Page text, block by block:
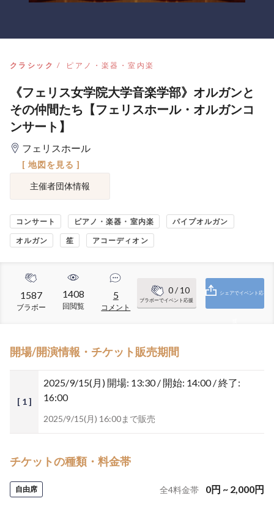
クラシック ピアノ・楽器・室内楽
《フェリス女学院大学音楽学部》オルガンと
その仲間たち【フェリスホール・オルガンコ
ンサート】
フェリスホール
[ 地図を見る ]
主催者団体情報
コンサート ピアノ・楽器・室内楽 パイプオルガン
オルガン 笙 アコーディオン
1587
ブラボー
1408
回閲覧
5
コメント
0/ 10
ブラボーでイベント応援
シェアでイベント応
開場/開演情報・チケット販売期間
[ 1 ]
2025/9/15(月) 開場: 13:30 / 開始: 14:00 / 終了:
16:00
2025/9/15(月) 16:00まで販売
チケットの種類・料金帯
自由席 全4料金帯 0円 ~ 2,000円